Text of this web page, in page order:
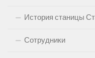
История станицы
Сотрудники